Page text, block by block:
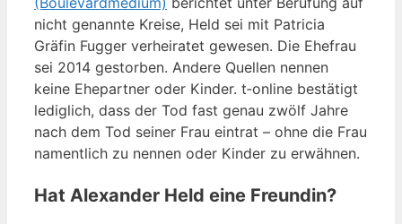
nicht genannte Kreise, Held sei mit Patricia
Gräfin Fugger verheiratet gewesen. Die Ehefrau
sei 2014 gestorben. Andere Quellen nennen
keine Ehepartner oder Kinder. t‑online bestätigt
lediglich, dass der Tod fast genau zwölf Jahre
nach dem Tod seiner Frau eintrat – ohne die Frau
namentlich zu nennen oder Kinder zu erwähnen.
Hat Alexander Held eine Freundin?